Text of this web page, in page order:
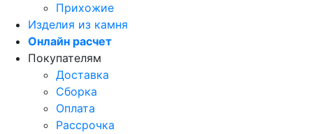
Прихожие
Изделия из камня
Онлайн расчет
Покупателям
Доставка
Сборка
Оплата
Рассрочка